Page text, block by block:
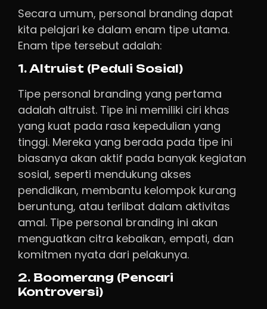
Secara umum, personal branding dapat
kita pelajari ke dalam enam tipe utama.
Enam tipe tersebut adalah:
1. Altruist (Peduli Sosial)
Tipe personal branding yang pertama
adalah altruist. Tipe ini memiliki ciri khas
yang kuat pada rasa kepedulian yang
tinggi. Mereka yang berada pada tipe ini
biasanya akan aktif pada banyak kegiatan
sosial, seperti mendukung akses
pendidikan, membantu kelompok kurang
beruntung, atau terlibat dalam aktivitas
amal. Tipe personal branding ini akan
menguatkan citra kebaikan, empati, dan
komitmen nyata dari pelakunya.
2. Boomerang (Pencari
Kontroversi)